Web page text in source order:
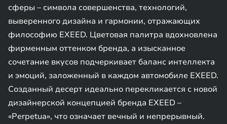
сферы – символа совершенства, технологий,
выверенного дизайна и гармонии, отражающих
философию EXEED. Цветовая палитра вдохновлена
фирменным оттенком бренда, а изысканное
сочетание вкусов подчеркивает баланс интеллекта
и эмоций, заложенный в каждом автомобиле EXEED.
Созданный десерт идеально перекликается с новой
дизайнерской концепцией бренда EXEED –
«Perpetua», что означает вечный и непрерывный.